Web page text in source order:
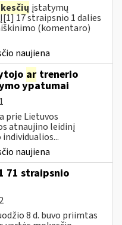
įstatymų
17 straipsnio 1 dalies
(komentaro)
naujiena
ar trenerio
ypatumai
prie Lietuvos
atnaujino leidinį
naujiena
71 straipsnio
8 d. buvo priimtas